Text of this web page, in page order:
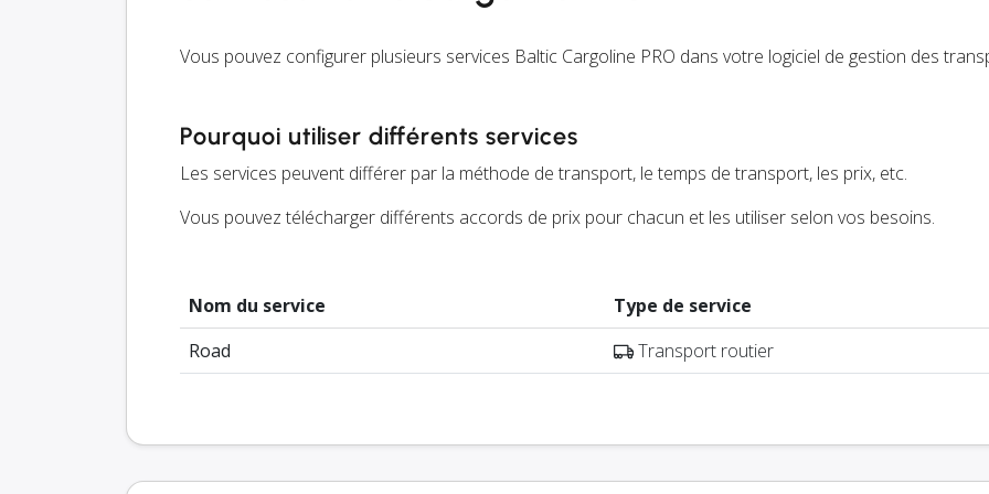
Vous pouvez configurer plusieurs services Baltic Cargoline PRO dans votre logiciel de gestion des
Pourquoi utiliser différents services
Les services peuvent différer par la méthode de transport, le temps de transport, les prix, etc.
Vous pouvez télécharger différents accords de prix pour chacun et les utiliser selon vos besoins.
Nom du service
Type de service
Road
Transport routier